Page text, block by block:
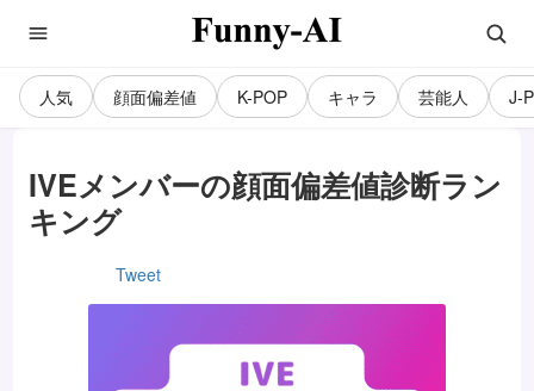
人気 顔面偏差値 K-POP キャラ 芸能人 J-
IVEメンバーの顔面偏差値診断ラン
キング
Tweet